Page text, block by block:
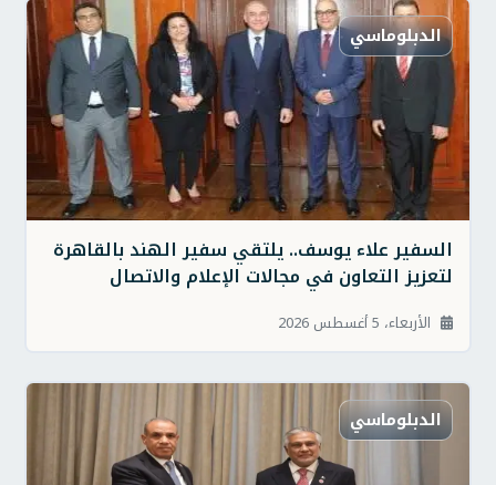
الدبلوماسي
السفير علاء يوسف.. يلتقي سفير الهند بالقاهرة
لتعزيز التعاون في مجالات الإعلام والاتصال
الأربعاء، 5 أغسطس 2026
الدبلوماسي